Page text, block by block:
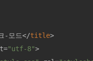
-모드</title>
="utf-8">